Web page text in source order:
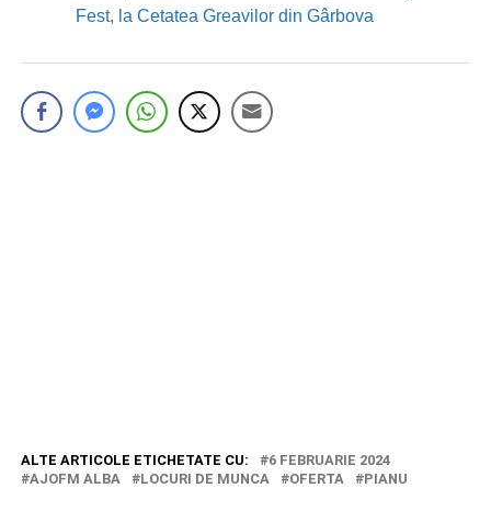
Fest, la Cetatea Greavilor din Gârbova
ALTE ARTICOLE ETICHETATE CU:
6 FEBRUARIE 2024
AJOFM ALBA
LOCURI DE MUNCA OFERTA PIANU